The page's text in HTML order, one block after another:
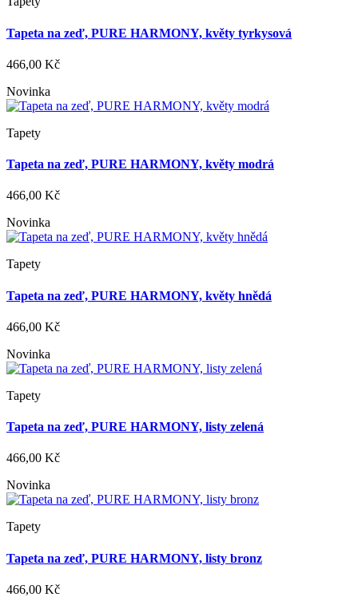
Tapeta na zeď, PURE HARMONY, květy tyrkysová
466,00 Kč
Novinka
Tapety
Tapeta na zeď, PURE HARMONY, květy modrá
466,00 Kč
Novinka
Tapety
Tapeta na zeď, PURE HARMONY, květy hnědá
466,00 Kč
Novinka
Tapety
Tapeta na zeď, PURE HARMONY, listy zelená
466,00 Kč
Novinka
Tapety
Tapeta na zeď, PURE HARMONY, listy bronz
466,00 Kč